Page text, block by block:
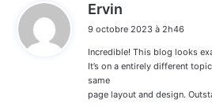
Ervin
t
:
9 octobre 2023 à 2h46
Incredible! This blog looks
It’s on a entirely different
same
page layout and design.